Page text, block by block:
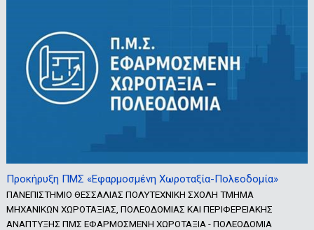
Προκήρυξη ΠΜΣ «Εφαρμοσμένη Χωροταξία-Πολεοδομία»
ΠΑΝΕΠΙΣΤΗΜΙΟ ΘΕΣΣΑΛΙΑΣ ΠΟΛΥΤΕΧΝΙΚΗ ΣΧΟΛΗ ΤΜΗΜΑ
ΜΗΧΑΝΙΚΩΝ ΧΩΡΟΤΑΞΙΑΣ, ΠΟΛΕΟΔΟΜΙΑΣ ΚΑΙ ΠΕΡΙΦΕΡΕΙΑΚΗΣ
ΑΝΑΠΤΥΞΗΣ ΠΜΣ ΕΦΑΡΜΟΣΜΕΝΗ ΧΩΡΟΤΑΞΙΑ - ΠΟΛΕΟΔΟΜΙΑ